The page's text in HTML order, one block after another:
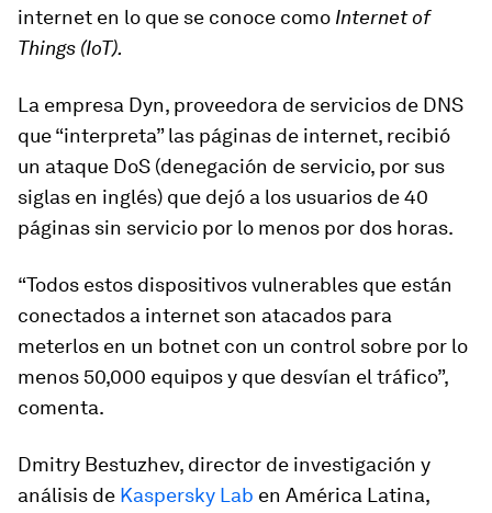
internet en lo que se conoce como Internet of
Things (IoT).
La empresa Dyn, proveedora de servicios de DNS
que “interpreta” las páginas de internet, recibió
un ataque DoS (denegación de servicio, por sus
siglas en inglés) que dejó a los usuarios de 40
páginas sin servicio por lo menos por dos horas.
“Todos estos dispositivos vulnerables que están
conectados a internet son atacados para
meterlos en un botnet con un control sobre por lo
menos 50,000 equipos y que desvían el tráfico”,
comenta.
Dmitry Bestuzhev, director de investigación y
análisis de Kaspersky Lab en América Latina,